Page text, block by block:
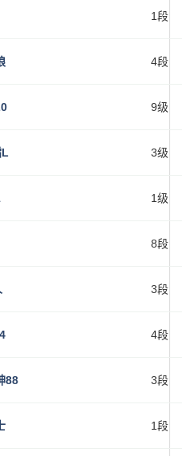
1段
4段
9级
3级
1级
8段
3段
4段
88 3段
1段